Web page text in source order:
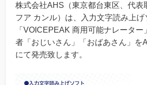
株式会社AHS（東京都台東区、代表
フア カンル）は、入力文字読み上げ
「VOICEPEAK 商用可能ナレータ
者「おじいさん」「おばあさん」を
にて発売致します。